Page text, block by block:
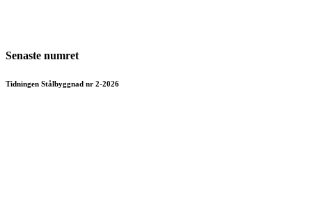
Senaste numret
Tidningen Stålbyggnad nr 2-2026